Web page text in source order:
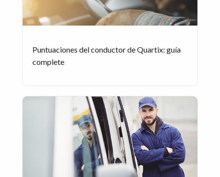
Puntuaciones del conductor de Quartix: guía
complete